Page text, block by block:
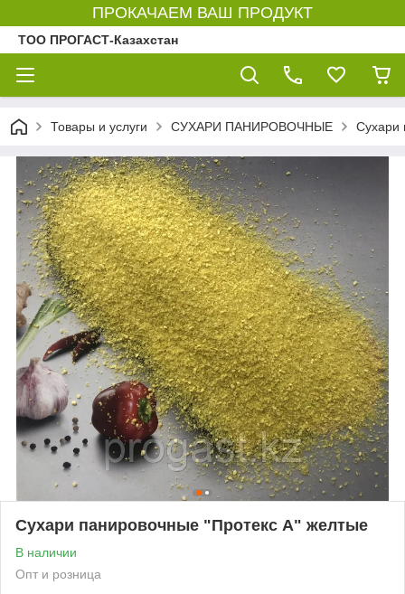
ПРОКАЧАЕМ ВАШ ПРОДУКТ
ТОО ПРОГАСТ-Казахстан
Товары и услуги СУХАРИ ПАНИРОВОЧНЫЕ Сухари
Сухари панировочные "Протекс А" желтые
В наличии
Опт и розница